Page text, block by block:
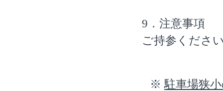
9．注意事項
ご持参くださ
※駐車場狭